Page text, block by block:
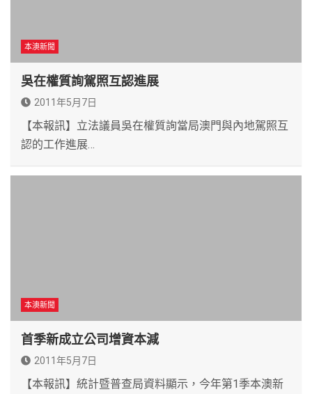
本澳新聞
吳在權質詢駕照互認進展
2011年5月7日
【本報訊】立法議員吳在權質詢當局澳門與內地駕照互
認的工作進展…
本澳新聞
首季新成立公司增資本減
2011年5月7日
【本報訊】統計暨普查局資料顯示，今年第1季本澳新